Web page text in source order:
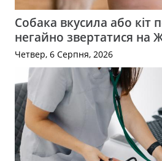
Собака вкусила або кіт
негайно звертатися на
Четвер, 6 Серпня, 2026